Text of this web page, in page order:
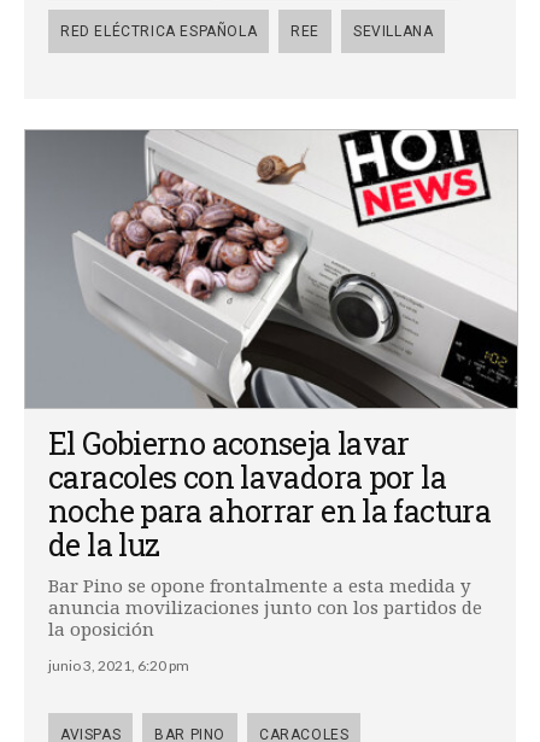
RED ELÉCTRICA ESPAÑOLA REE SEVILLANA
El Gobierno aconseja lavar
caracoles con lavadora por la
noche para ahorrar en la factura
de la luz
Bar Pino se opone frontalmente a esta medida y
anuncia movilizaciones junto con los partidos de
la oposición
junio 3, 2021, 6:20 pm
AVISPAS BAR PINO CARACOLES